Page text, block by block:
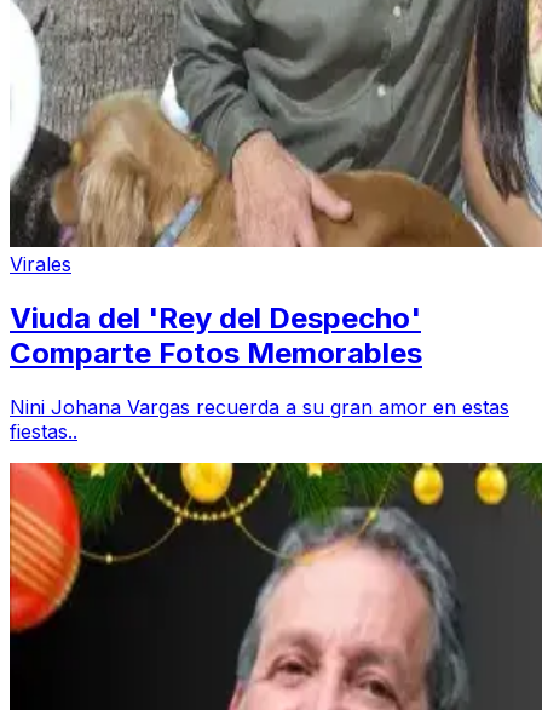
Virales
Viuda del 'Rey del Despecho'
Comparte Fotos Memorables
Nini Johana Vargas recuerda a su gran amor en estas
fiestas..